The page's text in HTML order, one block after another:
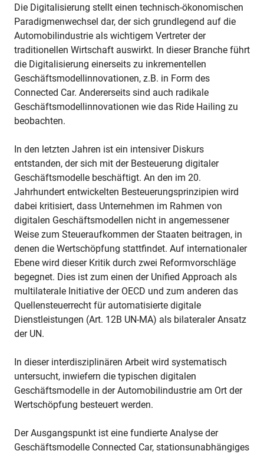
Die Digitalisierung stellt einen technisch-ökonomischen
Paradigmenwechsel dar, der sich grundlegend auf die
Automobilindustrie als wichtigem Vertreter der
traditionellen Wirtschaft auswirkt. In dieser Branche führt
die Digitalisierung einerseits zu inkrementellen
Geschäftsmodellinnovationen, z.B. in Form des
Connected Car. Andererseits sind auch radikale
Geschäftsmodellinnovationen wie das Ride Hailing zu
beobachten.
In den letzten Jahren ist ein intensiver Diskurs
entstanden, der sich mit der Besteuerung digitaler
Geschäftsmodelle beschäftigt. An den im 20.
Jahrhundert entwickelten Besteuerungsprinzipien wird
dabei kritisiert, dass Unternehmen im Rahmen von
digitalen Geschäftsmodellen nicht in angemessener
Weise zum Steueraufkommen der Staaten beitragen, in
denen die Wertschöpfung stattfindet. Auf internationaler
Ebene wird dieser Kritik durch zwei Reformvorschläge
begegnet. Dies ist zum einen der Unified Approach als
multilaterale Initiative der OECD und zum anderen das
Quellensteuerrecht für automatisierte digitale
Dienstleistungen (Art. 12B UN-MA) als bilateraler Ansatz
der UN.
In dieser interdisziplinären Arbeit wird systematisch
untersucht, inwiefern die typischen digitalen
Geschäftsmodelle in der Automobilindustrie am Ort der
Wertschöpfung besteuert werden.
Der Ausgangspunkt ist eine fundierte Analyse der
Geschäftsmodelle Connected Car, stationsunabhängiges